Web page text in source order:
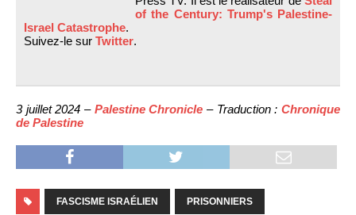
of the Century: Trump's Palestine-
Israel Catastrophe.
Suivez-le sur Twitter.
3 juillet 2024 – Palestine Chronicle – Traduction :Chronique
de Palestine
FASCISME ISRAÉLIEN PRISONNIERS